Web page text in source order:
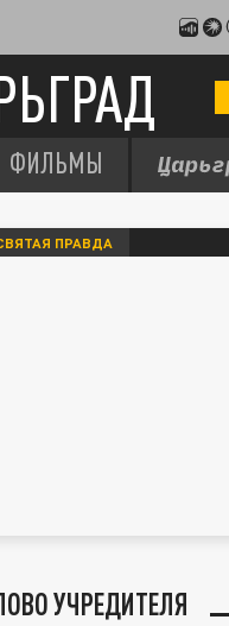
ФИЛЬМЫ
ПРАВДА
УЧРЕДИТЕЛЯ